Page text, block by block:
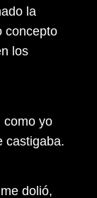
la
concepto
los
como yo
castigaba.
dolió,